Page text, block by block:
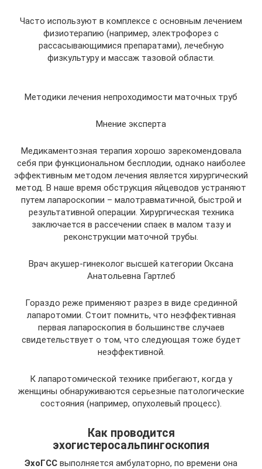
Часто используют в комплексе с основным лечением
физиотерапию (например, электрофорез с
рассасывающимися препаратами), лечебную
физкультуру и массаж тазовой области.
Методики лечения непроходимости маточных труб
Мнение эксперта
Медикаментозная терапия хорошо зарекомендовала
себя при функциональном бесплодии, однако наиболее
эффективным методом лечения является хирургический
метод. В наше время обструкция яйцеводов устраняют
путем лапароскопии – малотравматичной, быстрой и
результативной операции. Хирургическая техника
заключается в рассечении спаек в малом тазу и
реконструкции маточной трубы.
Врач акушер-гинеколог высшей категории Оксана
Анатольевна Гартлеб
Гораздо реже применяют разрез в виде срединной
лапаротомии. Стоит помнить, что неэффективная
первая лапароскопия в большинстве случаев
свидетельствует о том, что следующая тоже будет
неэффективной.
К лапаротомической технике прибегают, когда у
женщины обнаруживаются серьезные патологические
состояния (например, опухолевый процесс).
Как проводится
эхогистеросальпингоскопия
ЭхоГСС выполняется амбулаторно, по времени она